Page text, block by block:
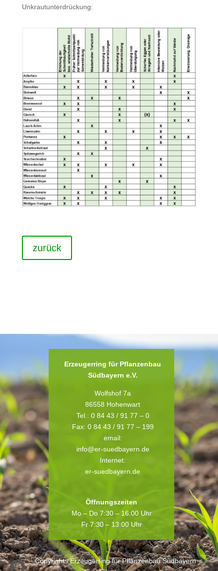
Unkrautunterdrückung:
zurück
Erzeugerring für Pflanzenbau
Südbayern e.V.
Wolfshof 7a
86558 Hohenwart
Tel.: 0 84 43 / 91 77 – 0
Fax: 0 84 43 / 91 77 – 199
email:
info@er-suedbayern.de
Internet:
er-suedbayern.de
Öffnungszeiten
Mo – Do 7:30 – 16:00 Uhr
Fr 7:30 – 13:00 Uhr
Copyrights Erzeugerring für Pflanzenbau Südbayern